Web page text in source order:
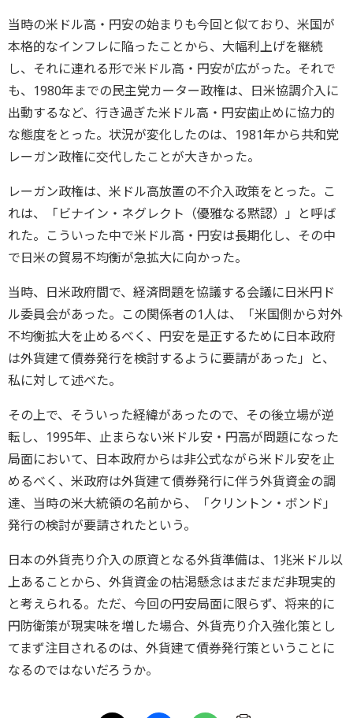
当時の米ドル高・円安の始まりも今回と似ており、米国が
本格的なインフレに陥ったことから、大幅利上げを継続
し、それに連れる形で米ドル高・円安が広がった。それで
も、1980年までの民主党カーター政権は、日米協調介入に
出動するなど、行き過ぎた米ドル高・円安歯止めに協力的
な態度をとった。状況が変化したのは、1981年から共和党
レーガン政権に交代したことが大きかった。
レーガン政権は、米ドル高放置の不介入政策をとった。こ
れは、「ビナイン・ネグレクト（優雅なる黙認）」と呼ば
れた。こういった中で米ドル高・円安は長期化し、その中
で日米の貿易不均衡が急拡大に向かった。
当時、日米政府間で、経済問題を協議する会議に日米円ド
ル委員会があった。この関係者の1人は、「米国側から対外
不均衡拡大を止めるべく、円安を是正するために日本政府
は外貨建て債券発行を検討するように要請があった」と、
私に対して述べた。
その上で、そういった経緯があったので、その後立場が逆
転し、1995年、止まらない米ドル安・円高が問題になった
局面において、日本政府からは非公式ながら米ドル安を止
めるべく、米政府は外貨建て債券発行に伴う外貨資金の調
達、当時の米大統領の名前から、「クリントン・ボンド」
発行の検討が要請されたという。
日本の外貨売り介入の原資となる外貨準備は、1兆米ドル以
上あることから、外貨資金の枯渇懸念はまだまだ非現実的
と考えられる。ただ、今回の円安局面に限らず、将来的に
円防衛策が現実味を増した場合、外貨売り介入強化策とし
てまず注目されるのは、外貨建て債券発行策ということに
なるのではないだろうか。